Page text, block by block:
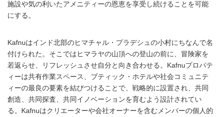
施設や気の利いたアメニティーの恩恵を享受し続けることを可能
にする。
Kafnuはインド北部のヒマチャル・プラデシュの小村にちなんで名
付けられた。そこではヒマラヤの山頂への登山の前に、冒険家を
若返らせ、リフレッシュさせ自分と向き合わせる。Kafnuプロパテ
ィーは共有作業スペース、ブティック・ホテルや社会コミュニテ
ィーの最良の要素を結びつけることで、戦略的に設置され、共同
創造、共同探査、共同イノベーションを育むよう設計されてい
る。Kafnuはクリエーターや会社オーナーを含むメンバーの個人的